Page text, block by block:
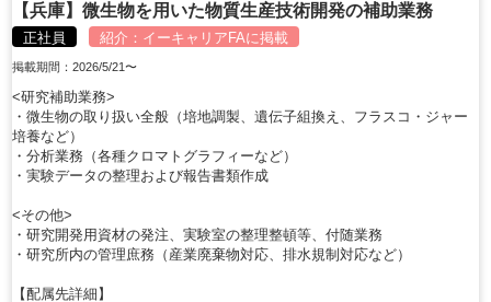
【兵庫】微生物を用いた物質生産技術開発の補助業務
正社員 紹介： イーキャリアFAに掲載
掲載期間：2026/5/21〜
<研究補助業務>
・微生物の取り扱い全般（培地調製、遺伝子組換え、フラスコ・ジャー
培養など）
・分析業務（各種クロマトグラフィーなど）
・実験データの整理および報告書類作成
<その他>
・研究開発用資材の発注、実験室の整理整頓等、付随業務
・研究所内の管理庶務（産業廃棄物対応、排水規制対応など）
【配属先詳細】